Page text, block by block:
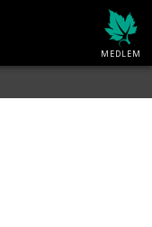
MEDLEM